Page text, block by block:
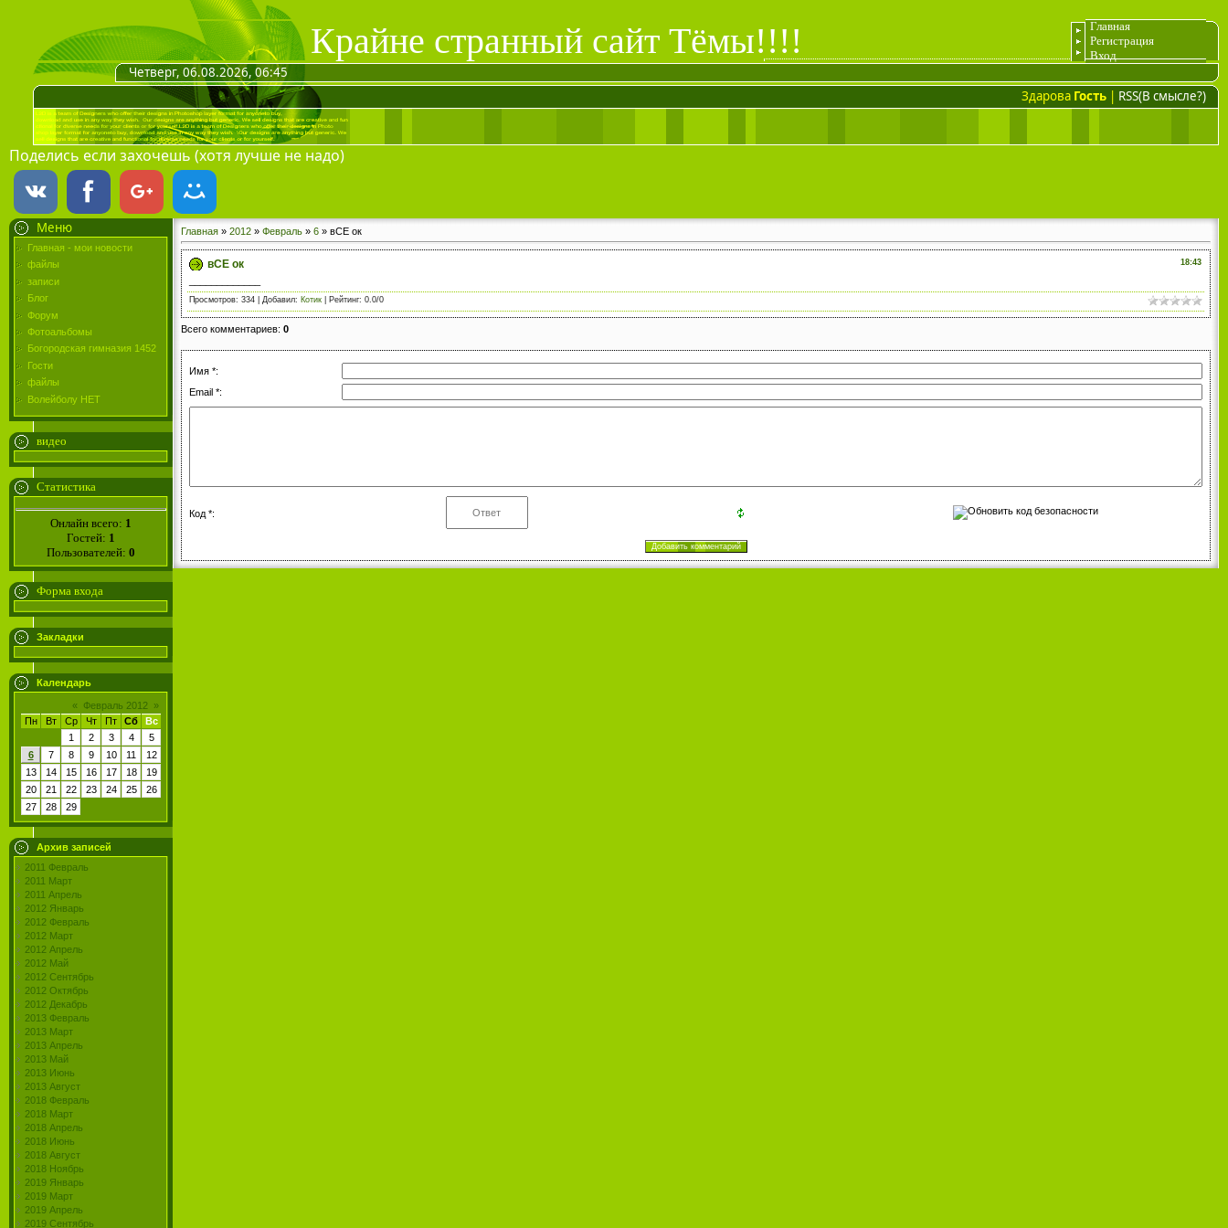
Крайне странный сайт Тёмы!!!!
Главная
Регистрация
Вход
Четверг, 06.08.2026, 06:45
Здарова Гость | RSS(В смысле?)
Поделись если захочешь (хотя лучше не надо)
Меню
Главная - мои новости
файлы
записи
Блог
Форум
Фотоальбомы
Богородская гимназия 1452
Гости
файлы
Волейболу НЕТ
видео
Статистика
Онлайн всего: 1
Гостей: 1
Пользователей: 0
Форма входа
Закладки
Календарь
« Февраль 2012
»
Пн
Вт Ср Чт Пт Сб
Вс
1
2 3 4
5
6
7 8 9 10 11
12
13
14 15 16 17 18
19
20
21 22 23 24 25
26
27
28 29
Архив записей
2011 Февраль
2011 Март
2011 Апрель
2012 Январь
2012 Февраль
2012 Март
2012 Апрель
2012 Май
2012 Сентябрь
2012 Октябрь
2012 Декабрь
2013 Февраль
2013 Март
2013 Апрель
2013 Май
2013 Июнь
2013 Август
2018 Февраль
2018 Март
2018 Апрель
2018 Июнь
2018 Август
2018 Ноябрь
2019 Январь
2019 Март
2019 Апрель
2019 Сентябрь
Главная » 2012 » Февраль » 6 » вСЕ ок
18:43
вСЕ ок
Просмотров: 334 | Добавил: Котик Рейтинг: 0.0/0
Всего комментариев: 0
Имя *:
Email *:
Код *: